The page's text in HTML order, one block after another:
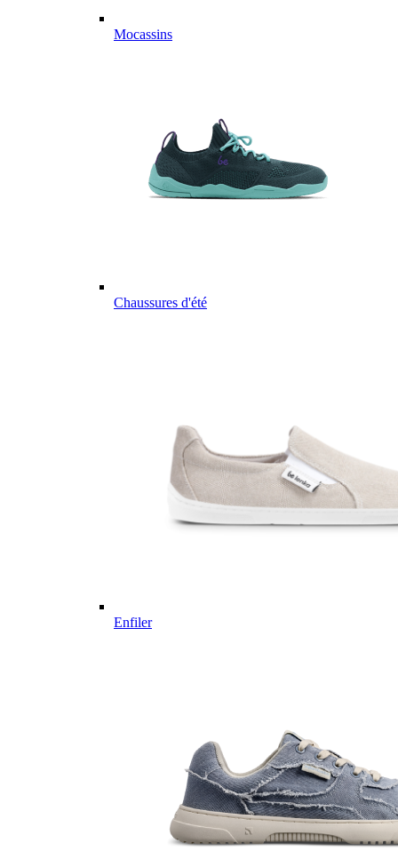
Mocassins
Chaussures d'été
Enfiler